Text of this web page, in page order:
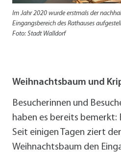
Im Jahr 2020 wurde erstmals der
Eingangsbereich des Rathauses
Foto: Stadt Walldorf
Weihnachtsbaum und
Besucherinnen und
haben es bereits bemerkt:
Seit einigen Tagen ziert
Weihnachtsbaum den